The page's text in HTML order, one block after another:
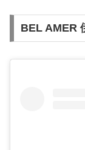
BEL AMER